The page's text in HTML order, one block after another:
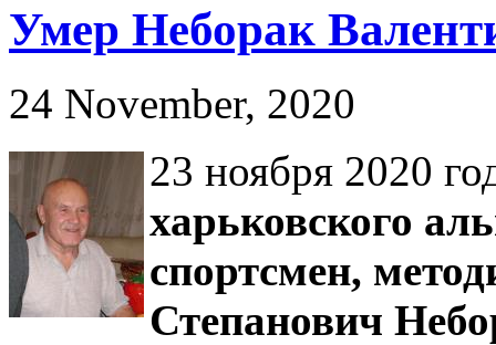
Умер Неборак
24 November, 2020
23 ноября 2020
харьковского
спортсмен,
Степанович